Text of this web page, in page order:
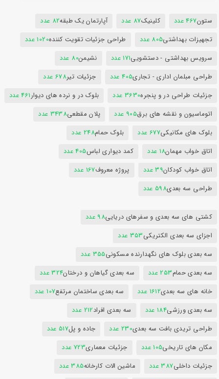
ستون467 عدد کلینیک87 عدد آپارتمان یک طبقه82 عدد
تجهیزات بهداشتی805 عدد طراحی جزئیات تقویت کننده1020 عدد
سرویس بهداشتی - دستشویی171 عدد نشیمن80 عدد
طراحی مبلمان اداری - تجاری405 عدد جزئیات تیر678 عدد
جزئیات طراحی در و پنجره3630 عدد بلوک در و نرده های دیوار461 عدد
اتوماسیون و نقشه های برق905 عدد پلان مقطعی3438 عدد
بلوک های مکانیکی677 عدد بلوک حمام248 عدد
اتاق خواب مهمان18 عدد کمد دیواری لباس405 عدد
اتاق خواب کودکان39 عدد پروژه معروف167 عدد
طراحی سه بعدی598 عدد
کشتی های سه بعدی و سفرهای دریایی98 عدد
اجزای سه بعدی الکتریکی353 عدد
سه بعدی بلوک های نگهدارنده مسکونی355 عدد
سه بعدی حمام253 عدد سه بعدی گیاهان و درختان324 عدد
خانه های سه بعدی1612 عدد سه بعدی ساختمان مرتفع107 عدد
سه بعدی ورزشی184 عدد سه بعدی افراد212 عدد
طراحی تریدی بافت سه بعدی230 عدد جاده و پل517 عدد
مکان های تاریخی105 عدد جزئیات معماری723 عدد
جزئیات داخلی387 عدد ماشین الات کارخانه385 عدد